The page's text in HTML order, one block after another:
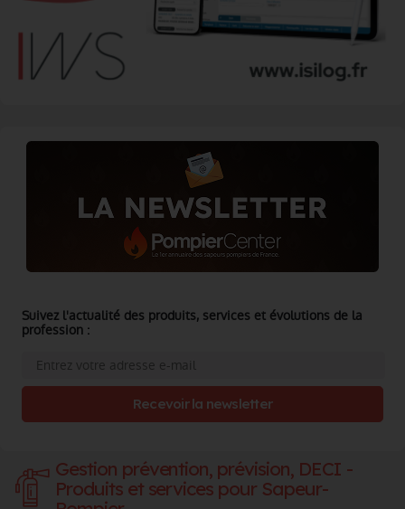
Gestion prévention, prévision, DECI -
Produits et services pour Sapeur-
Suivez l'actualité des produits, services et évolutions de la
profession :
Recevoir la newsletter